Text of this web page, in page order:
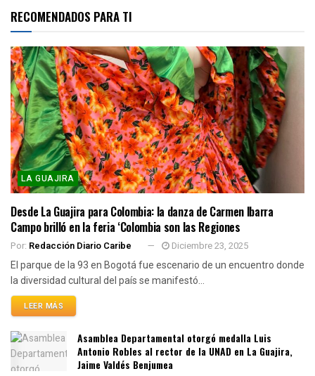
RECOMENDADOS PARA TI
LA GUAJIRA
Desde La Guajira para Colombia: la danza de Carmen Ibarra
Campo brilló en la feria ‘Colombia son las Regiones
Por: Redacción Diario Caribe Diciembre 23, 2025
El parque de la 93 en Bogotá fue escenario de un encuentro donde
la diversidad cultural del país se manifestó...
LEER MÁS
Asamblea Departamental otorgó medalla Luis
Antonio Robles al rector de la UNAD en La Guajira,
Jaime Valdés Benjumea